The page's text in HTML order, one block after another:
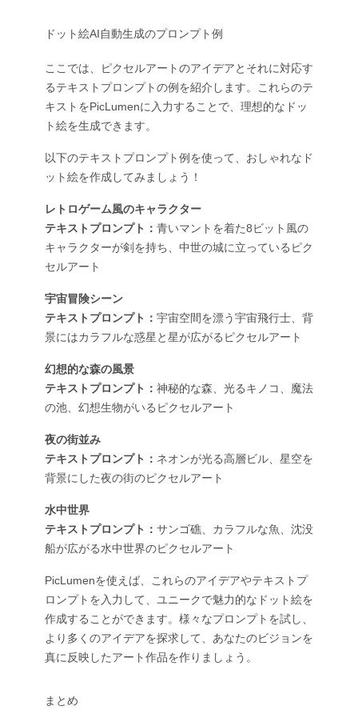
ドット絵AI自動生成のプロンプト例
ここでは、ピクセルアートのアイデアとそれに対応す
るテキストプロンプトの例を紹介します。これらのテ
キストをPicLumenに入力することで、理想的なドッ
ト絵を生成できます。
以下のテキストプロンプト例を使って、おしゃれなド
ット絵を作成してみましょう！
レトロゲーム風のキャラクター
テキストプロンプト： 青いマントを着た8ビット風の
キャラクターが剣を持ち、中世の城に立っているピク
セルアート
宇宙冒険シーン
テキストプロンプト： 宇宙空間を漂う宇宙飛行士、背
景にはカラフルな惑星と星が広がるピクセルアート
幻想的な森の風景
テキストプロンプト： 神秘的な森、光るキノコ、魔法
の池、幻想生物がいるピクセルアート
夜の街並み
テキストプロンプト： ネオンが光る高層ビル、星空を
背景にした夜の街のピクセルアート
水中世界
テキストプロンプト： サンゴ礁、カラフルな魚、沈没
船が広がる水中世界のピクセルアート
PicLumenを使えば、これらのアイデアやテキストプ
ロンプトを入力して、ユニークで魅力的なドット絵を
作成することができます。様々なプロンプトを試し、
より多くのアイデアを探求して、あなたのビジョンを
真に反映したアート作品を作りましょう。
まとめ